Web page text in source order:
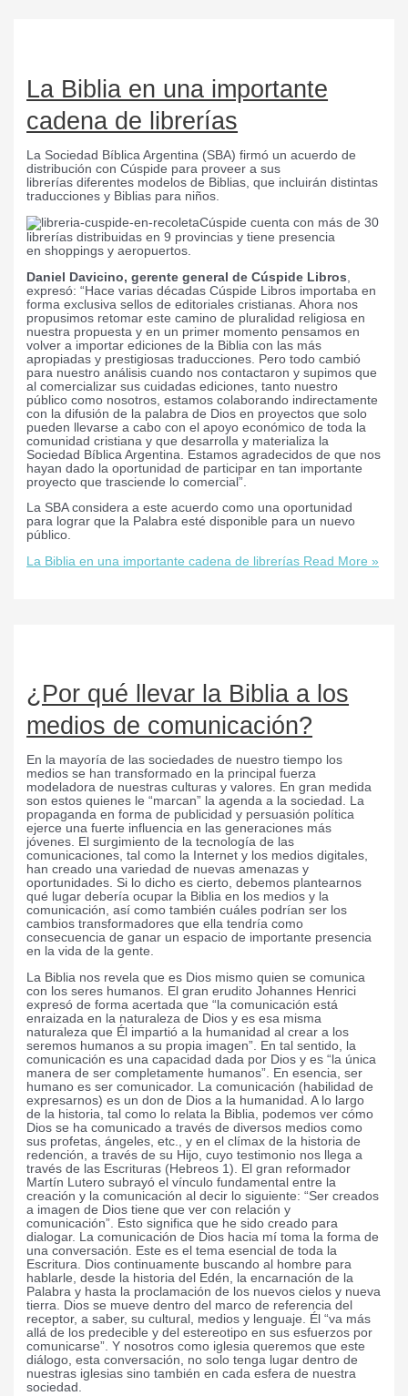
La Biblia en una importante
cadena de librerías
La Sociedad Bíblica Argentina (SBA) firmó un acuerdo de
distribución con Cúspide para proveer a sus
librerías diferentes modelos de Biblias, que incluirán distintas
traducciones y Biblias para niños.
Cúspide cuenta con más de 30
librerías distribuidas en 9 provincias y tiene presencia
en shoppings y aeropuertos.
Daniel Davicino, gerente general de Cúspide Libros
expresó: “Hace varias décadas Cúspide Libros importaba en
forma exclusiva sellos de editoriales cristianas. Ahora nos
propusimos retomar este camino de pluralidad religiosa en
nuestra propuesta y en un primer momento pensamos en
volver a importar ediciones de la Biblia con las más
apropiadas y prestigiosas traducciones. Pero todo cambió
para nuestro análisis cuando nos contactaron y supimos que
al comercializar sus cuidadas ediciones, tanto nuestro
público como nosotros, estamos colaborando indirectamente
con la difusión de la palabra de Dios en proyectos que solo
pueden llevarse a cabo con el apoyo económico de toda la
comunidad cristiana y que desarrolla y materializa la
Sociedad Bíblica Argentina. Estamos agradecidos de que nos
hayan dado la oportunidad de participar en tan importante
proyecto que trasciende lo comercial”.
La SBA considera a este acuerdo como una oportunidad
para lograr que la Palabra esté disponible para un nuevo
público.
La Biblia en una importante cadena de librerías Read More »
¿Por qué llevar la Biblia a los
medios de comunicación?
En la mayoría de las sociedades de nuestro tiempo los
medios se han transformado en la principal fuerza
modeladora de nuestras culturas y valores. En gran medida
son estos quienes le “marcan” la agenda a la sociedad. La
propaganda en forma de publicidad y persuasión política
ejerce una fuerte influencia en las generaciones más
jóvenes. El surgimiento de la tecnología de las
comunicaciones, tal como la Internet y los medios digitales,
han creado una variedad de nuevas amenazas y
oportunidades. Si lo dicho es cierto, debemos plantearnos
qué lugar debería ocupar la Biblia en los medios y la
comunicación, así como también cuáles podrían ser los
cambios transformadores que ella tendría como
consecuencia de ganar un espacio de importante presencia
en la vida de la gente.
La Biblia nos revela que es Dios mismo quien se comunica
con los seres humanos. El gran erudito Johannes Henrici
expresó de forma acertada que “la comunicación está
enraizada en la naturaleza de Dios y es esa misma
naturaleza que Él impartió a la humanidad al crear a los
seremos humanos a su propia imagen”. En tal sentido, la
comunicación es una capacidad dada por Dios y es “la única
manera de ser completamente humanos”. En esencia, ser
humano es ser comunicador. La comunicación (habilidad de
expresarnos) es un don de Dios a la humanidad. A lo largo
de la historia, tal como lo relata la Biblia, podemos ver cómo
Dios se ha comunicado a través de diversos medios como
sus profetas, ángeles, etc., y en el clímax de la historia de
redención, a través de su Hijo, cuyo testimonio nos llega a
través de las Escrituras (Hebreos 1). El gran reformador
Martín Lutero subrayó el vínculo fundamental entre la
creación y la comunicación al decir lo siguiente: “Ser creados
a imagen de Dios tiene que ver con relación y
comunicación”. Esto significa que he sido creado para
dialogar. La comunicación de Dios hacia mí toma la forma de
una conversación. Este es el tema esencial de toda la
Escritura. Dios continuamente buscando al hombre para
hablarle, desde la historia del Edén, la encarnación de la
Palabra y hasta la proclamación de los nuevos cielos y nueva
tierra. Dios se mueve dentro del marco de referencia del
receptor, a saber, su cultural, medios y lenguaje. Él “va más
allá de los predecible y del estereotipo en sus esfuerzos por
comunicarse”. Y nosotros como iglesia queremos que este
diálogo, esta conversación, no solo tenga lugar dentro de
nuestras iglesias sino también en cada esfera de nuestra
sociedad.